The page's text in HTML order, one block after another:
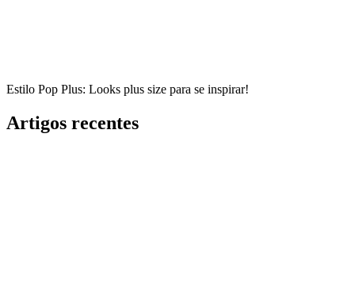
Estilo Pop Plus: Looks plus size para se inspirar!
Artigos recentes